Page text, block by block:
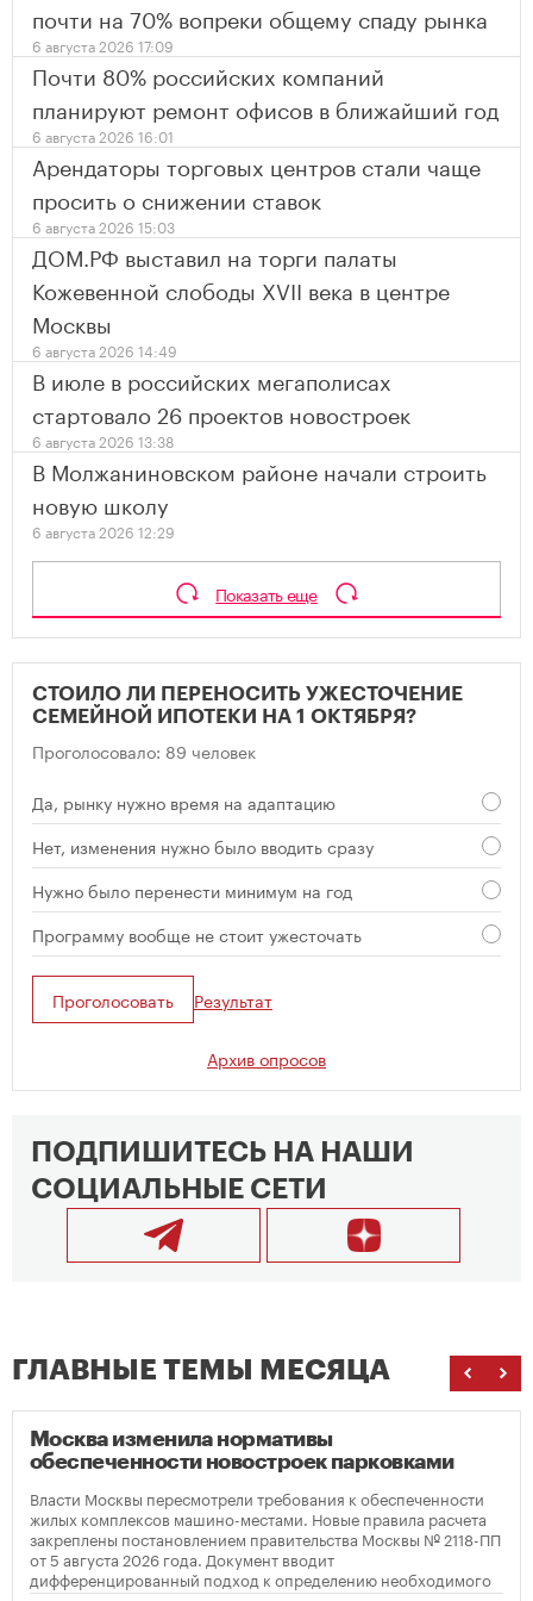
почти на 70% вопреки общему спаду рынка
6 августа 2026 17:09
Почти 80% российских компаний
планируют ремонт офисов в ближайший год
6 августа 2026 16:01
Арендаторы торговых центров стали чаще
просить о снижении ставок
6 августа 2026 15:03
ДОМ.РФ выставил на торги палаты
Кожевенной слободы XVII века в центре
Москвы
6 августа 2026 14:49
В июле в российских мегаполисах
стартовало 26 проектов новостроек
6 августа 2026 13:38
В Молжаниновском районе начали строить
новую школу
6 августа 2026 12:29
Показать еще
СТОИЛО ЛИ ПЕРЕНОСИТЬ УЖЕСТОЧЕНИЕ
СЕМЕЙНОЙ ИПОТЕКИ НА 1 ОКТЯБРЯ?
Проголосовало: 89 человек
Да, рынку нужно время на адаптацию
Нет, изменения нужно было вводить сразу
Нужно было перенести минимум на год
Программу вообще не стоит ужесточать
Проголосовать Результат
Архив опросов
ПОДПИШИТЕСЬ НА НАШИ
СОЦИАЛЬНЫЕ СЕТИ
ГЛАВНЫЕ ТЕМЫ МЕСЯЦА
Москва изменила нормативы
обеспеченности новостроек парковками
Власти Москвы пересмотрели требования к обеспеченности
жилых комплексов машино-местами. Новые правила расчета
закреплены постановлением правительства Москвы № 2118-ПП
от 5 августа 2026 года. Документ вводит
дифференцированный подход к определению необходимого